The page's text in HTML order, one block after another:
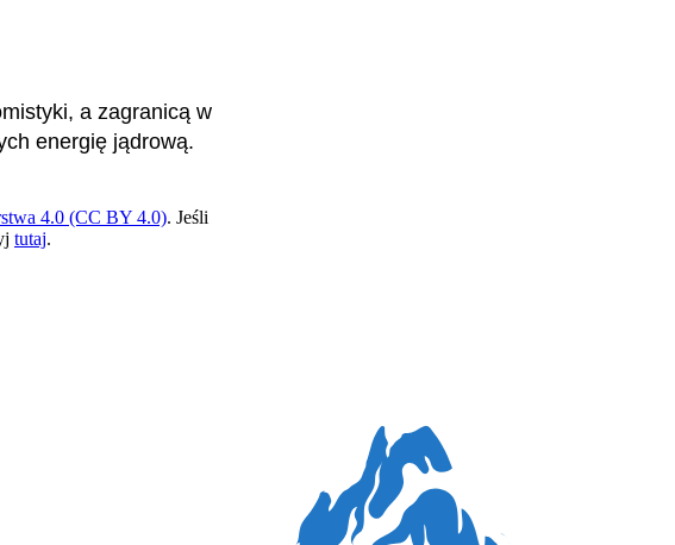
a zagranicą w
energię jądrową.
4.0 (CC BY 4.0). Jeśli
tutaj.